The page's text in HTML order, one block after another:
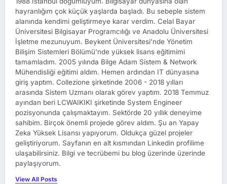
hayranlığım çok küçük yaşlarda başladı. Bu sebeple sistem
alanında kendimi geliştirmeye karar verdim. Celal Bayar
Üniversitesi Bilgisayar Programcılığı ve Anadolu Üniversitesi
İşletme mezunuyum. Beykent Üniversitesi'nde Yönetim
Bilişim Sistemleri Bölümü'nde yüksek lisans eğitimimi
tamamladım. 2005 yılında Bilge Adam Sistem & Network
Mühendisliği eğitimi aldım. Hemen ardından IT dünyasına
giriş yaptım. Collezione şirketinde 2006 - 2018 yılları
arasında Sistem Uzmanı olarak görev yaptım. 2018 Temmuz
ayından beri LCWAIKIKI şirketinde System Engineer
pozisyonunda çalışmaktayım. Sektörde 20 yıllık deneyime
sahibim. Birçok önemli projede görev aldım. Şu an Yapay
Zeka Yüksek Lisansı yapıyorum. Oldukça güzel projeler
geliştiriyorum. Sayfanın en alt kısmından Linkedin profilime
ulaşabilirsiniz. Bilgi ve tecrübemi bu blog üzerinde üzerinde
paylaşıyorum.
View All Posts